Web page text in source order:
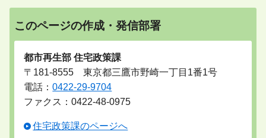
このページの作成・発信部署
都市再生部 住宅政策課
〒181-8555 東京都三鷹市野崎一丁目1番1号
電話：0422-29-9704
ファクス：0422-48-0975
住宅政策課のページへ